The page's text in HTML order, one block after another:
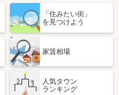
万円
県長岡市大島本町５
「住みたい街」
を見つけよう
家賃相場
人気タウン
ランキング